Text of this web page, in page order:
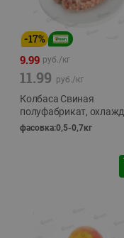
-17%
9.99 руб./кг
11.99 руб./кг
Колбаса Свиная
полуфабрикат, охлажд
фасовка:0,5-0,7кг